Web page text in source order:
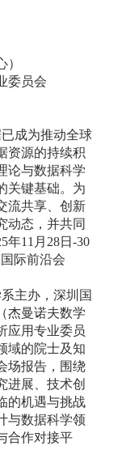
委员会
成为推动全球
资源的持续积
论与数据科学
关键基础。为
流共享、创新
动态，并共同
年11月28日-30
际前沿会
主办，深圳国
杰曼诺夫数学
应用专业委员
域的院士及知
场报告，围绕
进展、技术创
的机遇与挑战
与数据科学领
合作对接平